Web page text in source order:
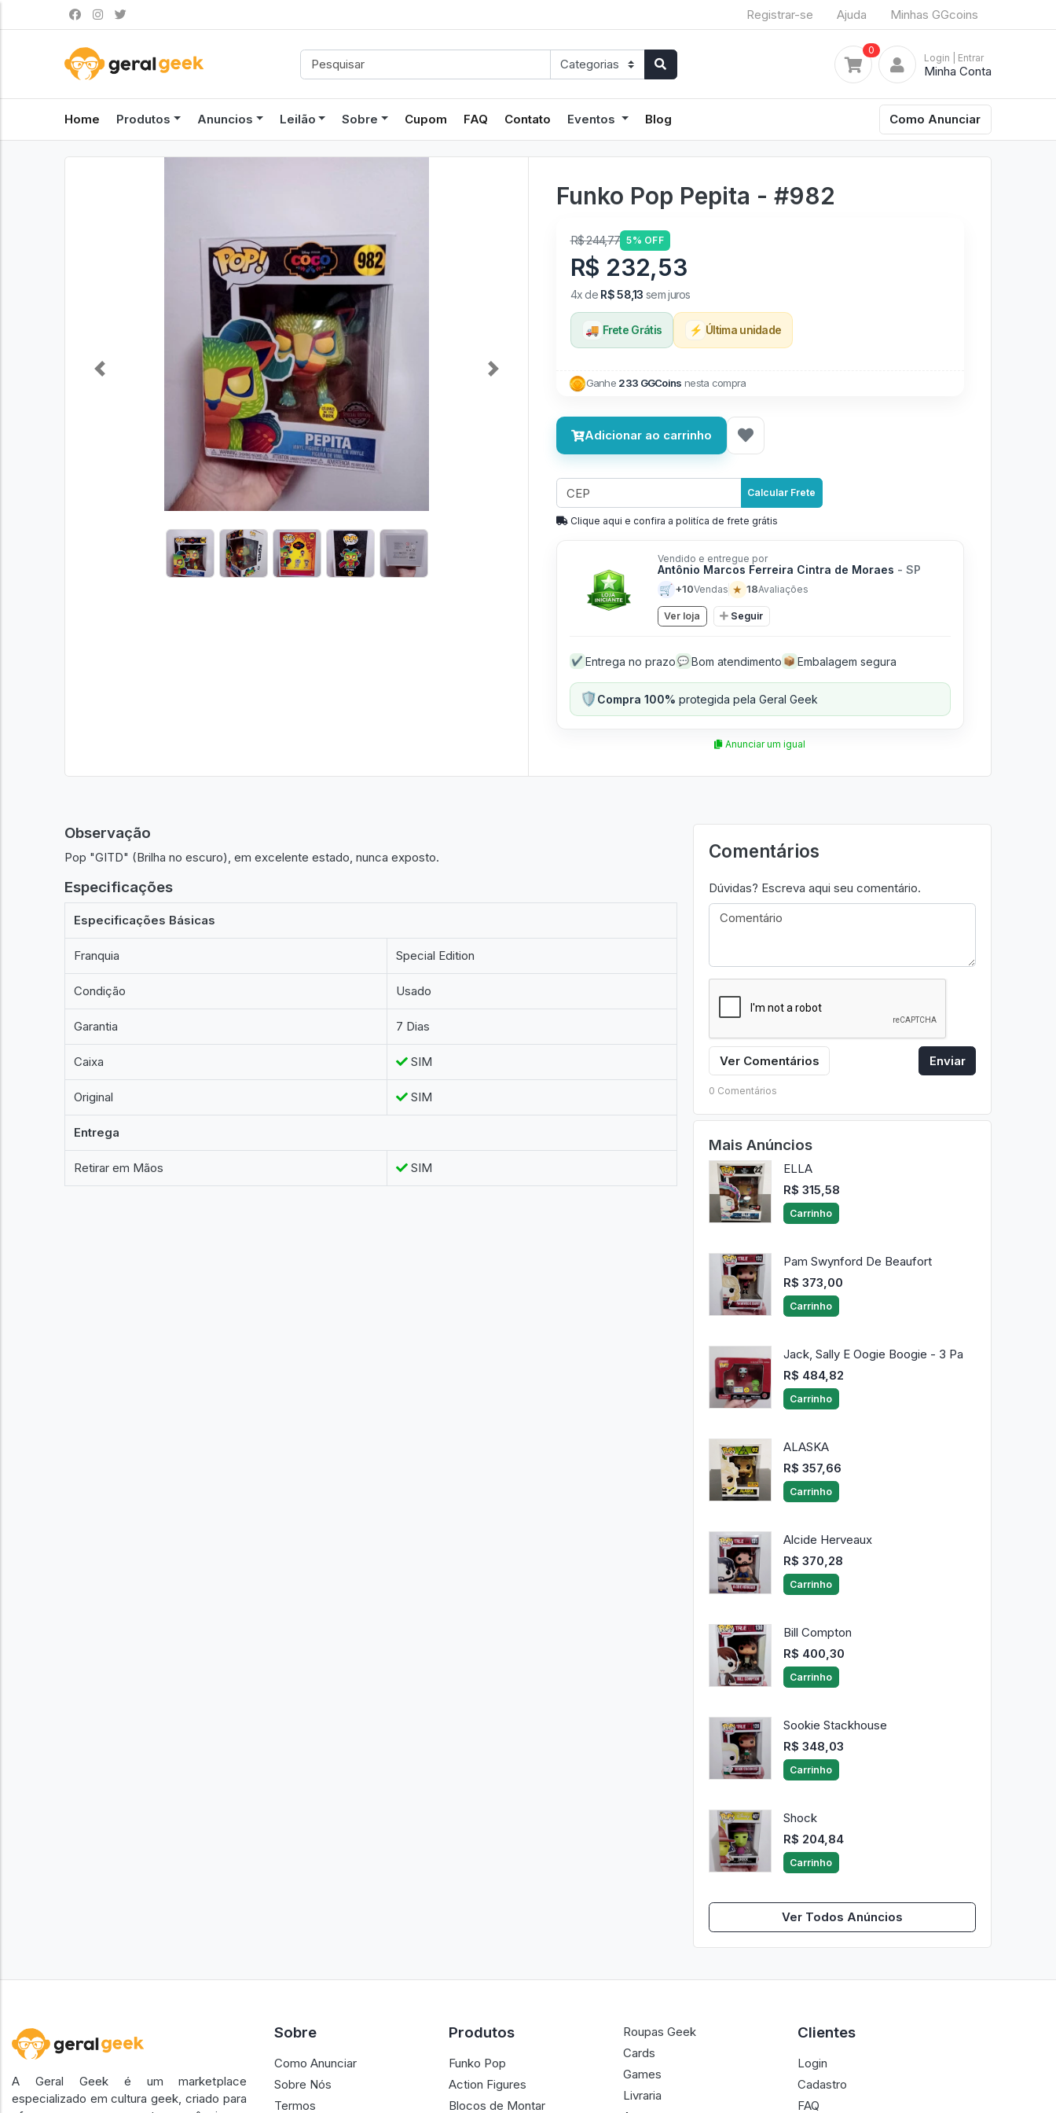
Registrar-se Ajuda Minhas GGcoins
0
Login | Entrar
Minha Conta
Home Produtos Anuncios Leilão Sobre Cupom FAQ Contato Eventos Blog Como Anunciar
Previous Next
Funko Pop Pepita - #982
R$ 244,77 5% OFF
R$ 232,53
4x de R$ 58,13 sem juros
🚚 Frete Grátis ⚡ Última unidade
Ganhe 233 GGCoins nesta compra
Adicionar ao carrinho
Calcular Frete
Clique aqui e confira a politíca de frete grátis
Vendido e entregue por
Antônio Marcos Ferreira Cintra de Moraes - SP
🛒 +10Vendas ★ 18Avaliações
Ver loja Seguir
✔ Entrega no prazo 💬 Bom atendimento 📦 Embalagem segura
🛡️Compra 100% protegida pela Geral Geek
Anunciar um igual
Observação
Pop "GITD" (Brilha no escuro), em excelente estado, nunca exposto.
Especificações
Especificações Básicas
Franquia Special Edition
Condição Usado
Garantia 7 Dias
Caixa SIM
Original SIM
Entrega
Retirar em Mãos SIM
Comentários
Dúvidas? Escreva aqui seu comentário.
Ver Comentários Enviar
0 Comentários
Mais Anúncios
ELLA
R$ 315,58
Carrinho
Pam Swynford De Beaufort
R$ 373,00
Carrinho
Jack, Sally E Oogie Boogie - 3 Pa
R$ 484,82
Carrinho
ALASKA
R$ 357,66
Carrinho
Alcide Herveaux
R$ 370,28
Carrinho
Bill Compton
R$ 400,30
Carrinho
Sookie Stackhouse
R$ 348,03
Carrinho
Shock
R$ 204,84
Carrinho
Ver Todos Anúncios
A Geral Geek é um marketplace
especializado em cultura geek, criado para
Sobre
Como Anunciar
Sobre Nós
Termos
Produtos
Funko Pop
Action Figures
Blocos de Montar
Roupas Geek
Cards
Games
Livraria
Clientes
Login
Cadastro
FAQ